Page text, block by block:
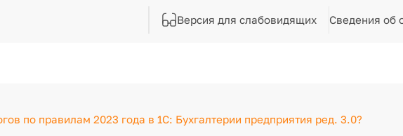
Версия для слабовидящих Сведения об
по правилам 2023 года в 1С: Бухгалтерии предприятия ред. 3.0?